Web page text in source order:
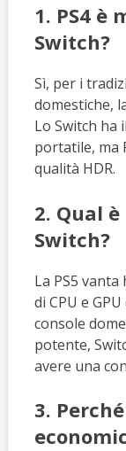
1. PS4 è
Switch?
Sì, per i
domestiche,
Lo Switch ha
portatile, ma
qualità HDR.
2. Qual
Switch?
La PS5
di CPU e
console
potente,
avere una
3.